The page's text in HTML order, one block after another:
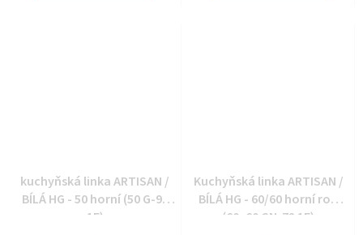
kuchyňská linka ARTISAN /
BÍLÁ HG - 50 horní (50 G-90
1F)
Kuchyňská linka ARTISAN /
BÍLÁ HG - 60/60 horní roh
(60x60 GN-72 1F)